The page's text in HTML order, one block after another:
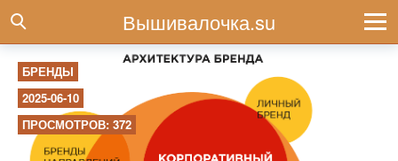
Вышивалочка.su
БРЕНДЫ
2025-06-10
ПРОСМОТРОВ: 372